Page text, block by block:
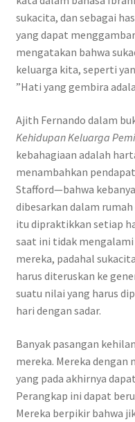
sukacita, dan sebagai
yang dapat
mengatakan bahwa
keluarga kita, seperti
”Hati yang gembira
Ajith Fernando dalam
Kehidupan Keluarga
kebahagiaan adalah
menambahkan
Stafford—bahwa
dibesarkan dalam
itu dipraktikkan setiap
saat ini tidak mengalami
mereka, padahal
harus diteruskan ke
suatu nilai yang harus
hari dengan sadar.
Banyak pasangan
mereka. Mereka dengan
yang pada akhirnya
Perangkap ini dapat
Mereka berpikir bahwa